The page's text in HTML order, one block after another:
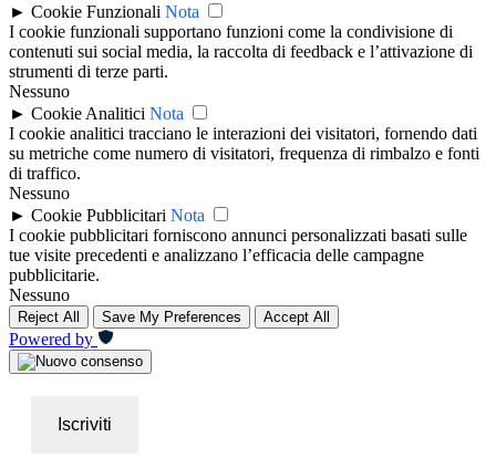
► Cookie Funzionali Nota
I cookie funzionali supportano funzioni come la condivisione di
contenuti sui social media, la raccolta di feedback e l’attivazione di
strumenti di terze parti.
Nessuno
► Cookie Analitici Nota
I cookie analitici tracciano le interazioni dei visitatori, fornendo dati
su metriche come numero di visitatori, frequenza di rimbalzo e fonti
di traffico.
Nessuno
► Cookie Pubblicitari Nota
I cookie pubblicitari forniscono annunci personalizzati basati sulle
tue visite precedenti e analizzano l’efficacia delle campagne
pubblicitarie.
Nessuno
Reject All Save My Preferences Accept All
Powered by
Iscriviti